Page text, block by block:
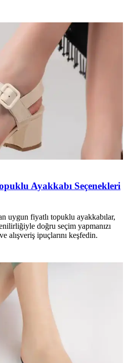
Ayakkabı Seçenekleri
uygun fiyatlı topuklu ayakkabılar,
doğru seçim yapmanızı
alışveriş ipuçlarını keşfedin.